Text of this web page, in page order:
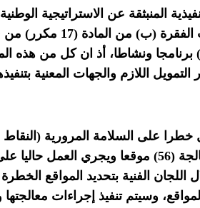
المنبثقة عن الاستراتيجية
المرورية، وتم اعتماد هذه الخطة وفقا لمتطلبات الفقرة
السير، وتضمنت هذه الخطة (50) مشروعا و(28) برنامجا ونشاطا، أذ ان كل من
اللازم والجهات المعنية
على السلامة المرورية (النقاط
والإجراءات المتخذة لمعالجتها، إذ تبين أنه تم معالجة (56) موقعا ويجري
الفنية بتحديد المواقع
وسيتم تنفيذ إجراءات